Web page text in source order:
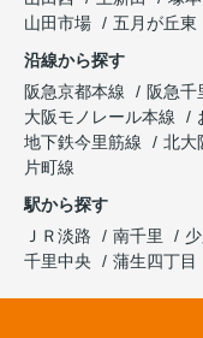
山田市場
五月が丘東
沿線から探す
阪急京都本線
阪急千
大阪モノレール本線
地下鉄今里筋線
北大
片町線
駅から探す
ＪＲ淡路
南千里
千里中央
蒲生四丁目